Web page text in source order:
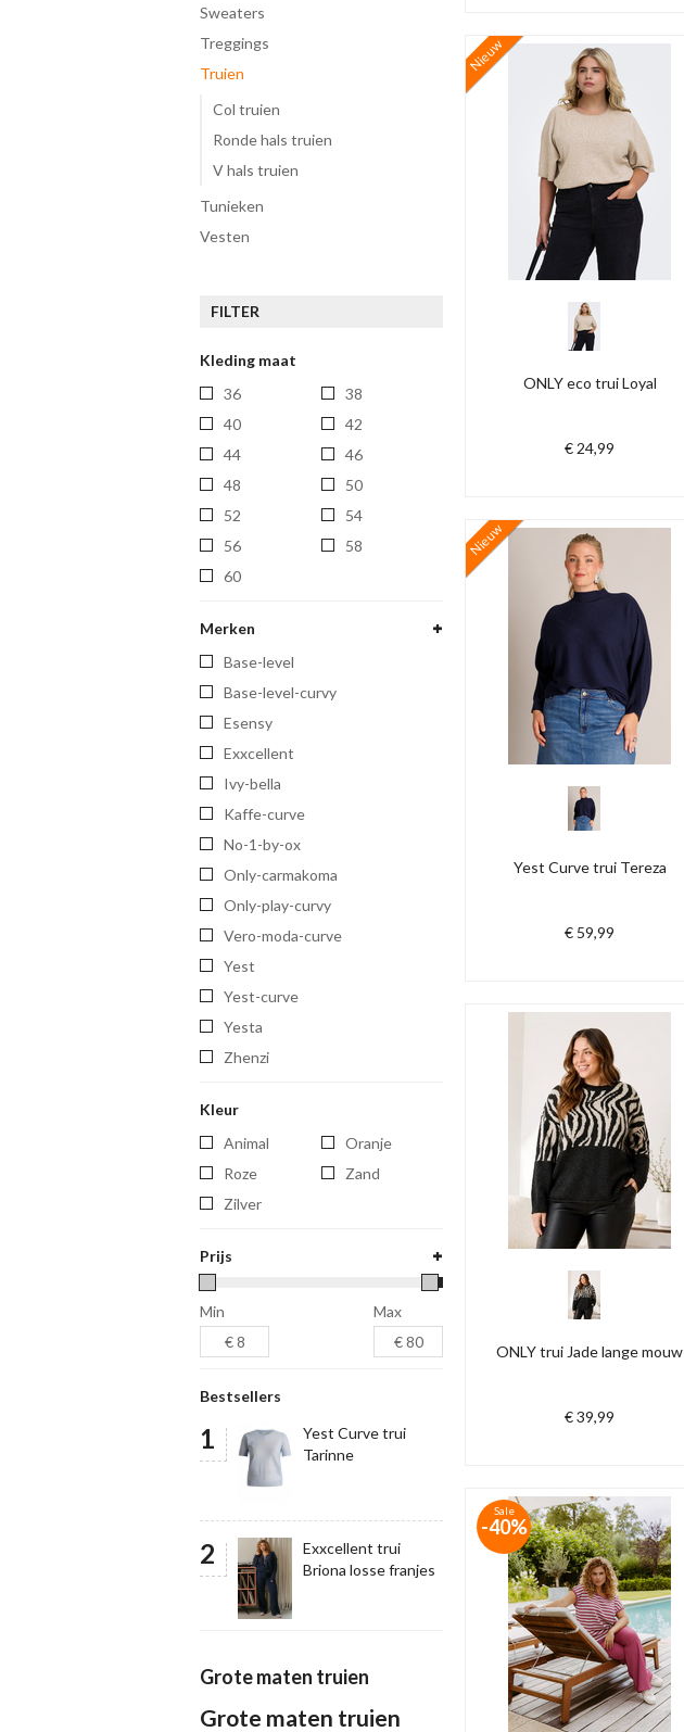
sweaters
treggings
truien
Col truien
Ronde hals truien
V hals truien
tunieken
vesten
FILTER
Kleding maat
36
38
40
42
44
46
48
50
52
54
56
58
60
Merken
base-level
base-level-curvy
esensy
exxcellent
ivy-bella
kaffe-curve
no-1-by-ox
only-carmakoma
only-play-curvy
vero-moda-curve
yest
yest-curve
yesta
zhenzi
Kleur
Animal
Oranje
Roze
Zand
Zilver
Prijs
Min Max
Bestsellers
Yest Curve trui
Tarinne
Exxcellent trui
Briona losse franjes
Nieuw
ONLY eco trui Loyal
€ 24,99
Nieuw
Yest Curve trui Tereza
€ 59,99
ONLY trui Jade lange mouw
€ 39,99
Sale
-40%
Grote maten truien
Grote maten truien